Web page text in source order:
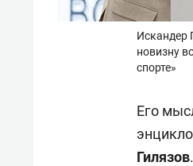
Искандер
новизну
спорте»
Его
Гилязов